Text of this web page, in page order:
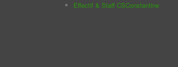
Effectif & Staff CSConstantine